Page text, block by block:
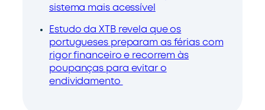
sistema mais acessível
Estudo da XTB revela que os
portugueses preparam as férias com
rigor financeiro e recorrem às
poupanças para evitar o
endividamento